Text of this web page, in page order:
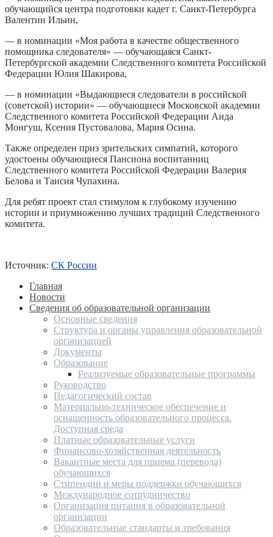
обучающийся центра подготовки кадет г. Санкт-Петербурга
Валентин Ильин,
— в номинации «Моя работа в качестве общественного
помощника следователя» — обучающаяся Санкт-
Петербургской академии Следственного комитета Российской
Федерации Юлия Шакирова,
— в номинации «Выдающиеся следователи в российской
(советской) истории» — обучающиеся Московской академии
Следственного комитета Российской Федерации Аида
Монгуш, Ксения Пустовалова, Мария Осина.
Также определен приз зрительских симпатий, которого
удостоены обучающиеся Пансиона воспитанниц
Следственного комитета Российской Федерации Валерия
Белова и Таисия Чупахина.
Для ребят проект стал стимулом к глубокому изучению
истории и приумножению лучших традиций Следственного
комитета.
Источник: СК России
Главная
Новости
Сведения об образовательной организации
Основные сведения
Структура и органы управления образовательной
организацией
Документы
Образование
Реализуемые образовательные программы
Руководство
Педагогический состав
Материально-техническое обеспечение и
оснащенность образовательного процесса.
Доступная среда
Платные образовательные услуги
Финансово-хозяйственная деятельность
Вакантные места для приема (перевода)
обучающихся
Стипендии и меры поддержки обучающихся
Международное сотрудничество
Организация питания в образовательной
организации
Образовательные стандарты и требования